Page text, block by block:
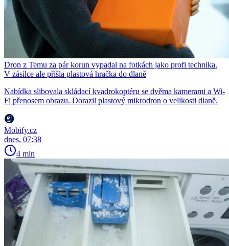
Dron z Temu za pár korun vypadal na fotkách jako profi technika.
V zásilce ale přišla plastová hračka do dlaně
Nabídka slibovala skládací kvadrokoptéru se dvěma kamerami a Wi-
Fi přenosem obrazu. Dorazil plastový mikrodron o velikosti dlaně.
Mobify.cz
dnes, 07:38
4 min